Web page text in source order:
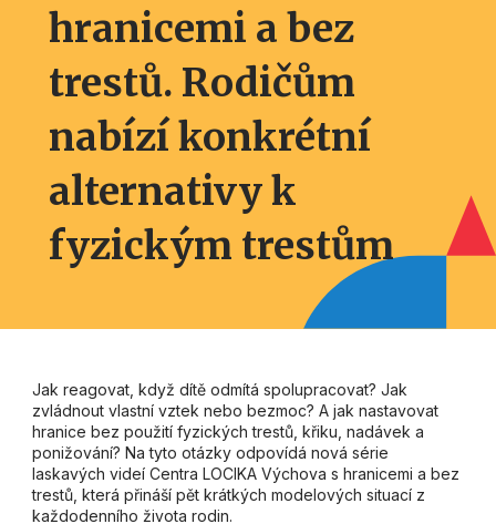
hranicemi a bez
trestů. Rodičům
nabízí konkrétní
alternativy k
fyzickým trestům
Jak reagovat, když dítě odmítá spolupracovat? Jak
zvládnout vlastní vztek nebo bezmoc? A jak nastavovat
hranice bez použití fyzických trestů, křiku, nadávek a
ponižování? Na tyto otázky odpovídá nová série
laskavých videí Centra LOCIKA Výchova s hranicemi a bez
trestů, která přináší pět krátkých modelových situací z
každodenního života rodin.